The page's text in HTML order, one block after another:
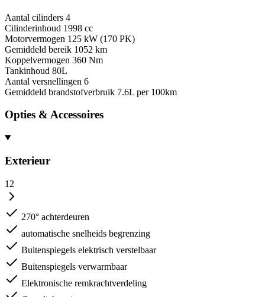
Aantal cilinders 4
Cilinderinhoud 1998 cc
Motorvermogen 125 kW (170 PK)
Gemiddeld bereik 1052 km
Koppelvermogen 360 Nm
Tankinhoud 80L
Aantal versnellingen 6
Gemiddeld brandstofverbruik 7.6L per 100km
Opties & Accessoires
Exterieur
12
270° achterdeuren
automatische snelheids begrenzing
Buitenspiegels elektrisch verstelbaar
Buitenspiegels verwarmbaar
Elektronische remkrachtverdeling